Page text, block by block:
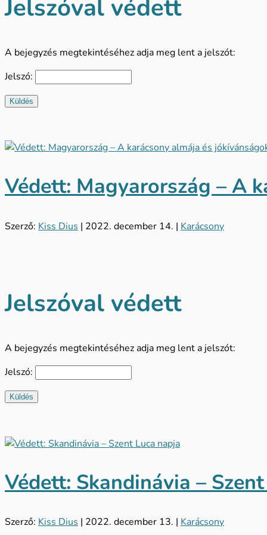
Jelszóval védett
A bejegyzés megtekintéséhez adja meg lent a jelszót:
Jelszó:
Küldés
Védett: Magyarország – A
Szerző: Kiss Dius | 2022. december 14. | Karácsony
Jelszóval védett
A bejegyzés megtekintéséhez adja meg lent a jelszót:
Jelszó:
Küldés
Védett: Skandinávia –
Szerző: Kiss Dius | 2022. december 13. | Karácsony